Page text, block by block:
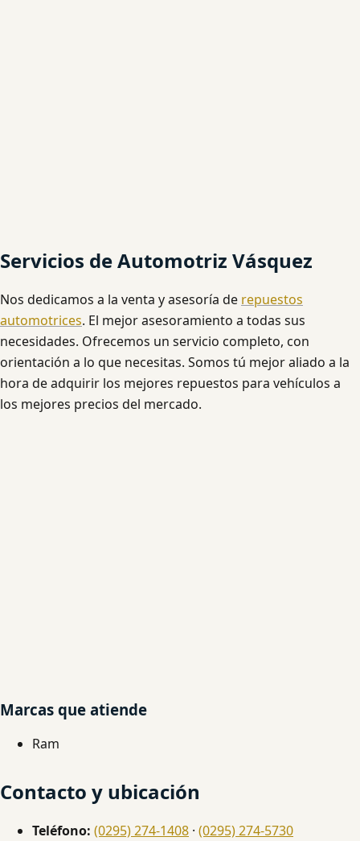
Servicios de Automotriz Vásquez
Nos dedicamos a la venta y asesoría de repuestos
automotrices. El mejor asesoramiento a todas sus
necesidades. Ofrecemos un servicio completo, con
orientación a lo que necesitas. Somos tú mejor aliado a la
hora de adquirir los mejores repuestos para vehículos a
los mejores precios del mercado.
Marcas que atiende
Ram
Contacto y ubicación
Teléfono: (0295) 274-1408 · (0295) 274-5730